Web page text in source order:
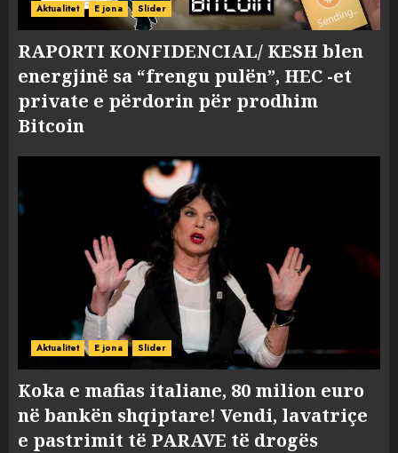
Aktualitet E jona Slider
RAPORTI KONFIDENCIAL/ KESH blen
energjinë sa “frengu pulën”, HEC -et
private e përdorin për prodhim
Bitcoin
Aktualitet E jona Slider
Koka e mafias italiane, 80 milion euro
në bankën shqiptare! Vendi, lavatriçe
e pastrimit të PARAVE të drogës